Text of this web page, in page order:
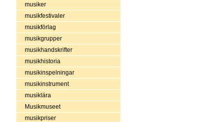
musiker
musikfestivaler
musikförlag
musikgrupper
musikhandskrifter
musikhistoria
musikinspelningar
musikinstrument
musiklära
Musikmuseet
musikpriser